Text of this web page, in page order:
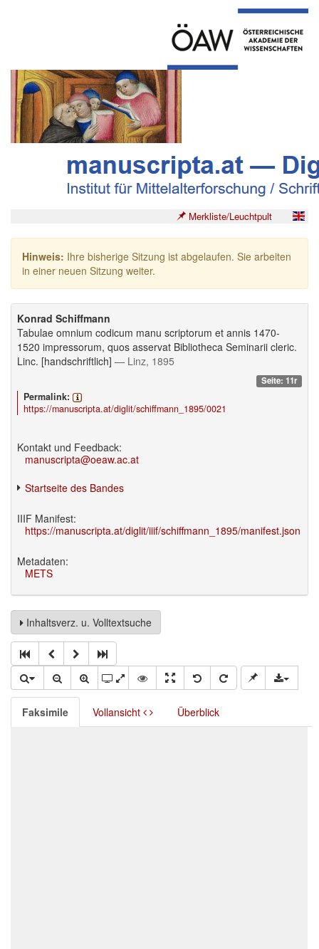
Merkliste/Leuchtpult
Hinweis: Ihre bisherige Sitzung ist abgelaufen. Sie arbeiten
in einer neuen Sitzung weiter.
Konrad Schiffmann
Tabulae omnium codicum manu scriptorum et annis 1470-
1520 impressorum, quos asservat Bibliotheca Seminarii cleric.
Linc. [handschriftlich] — Linz, 1895
Seite: 11r
Permalink:
https://manuscripta.at/diglit/schiffmann_1895/0021
Kontakt und Feedback:
manuscripta@oeaw.ac.at
Startseite des Bandes
IIIF Manifest:
https://manuscripta.at/diglit/iiif/schiffmann_1895/manifest.json
Metadaten:
METS
Inhaltsverz. u. Volltextsuche
Faksimile Vollansicht Überblick